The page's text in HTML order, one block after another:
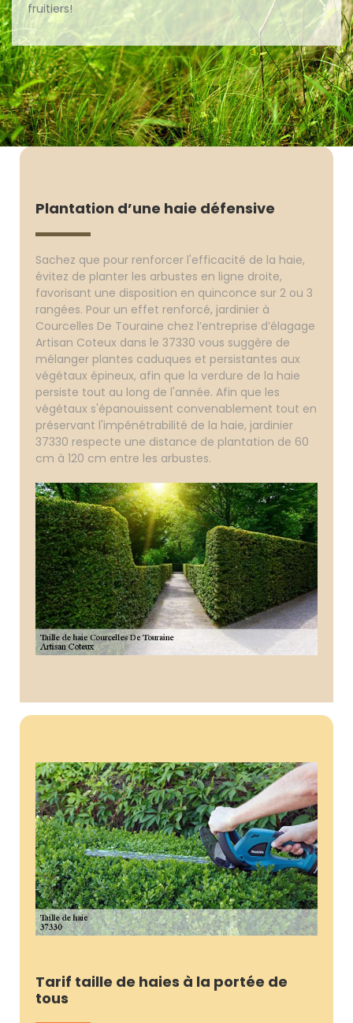
fruitiers!
Plantation d’une haie défensive
Sachez que pour renforcer l'efficacité de la haie,
évitez de planter les arbustes en ligne droite,
favorisant une disposition en quinconce sur 2 ou 3
rangées. Pour un effet renforcé, jardinier à
Courcelles De Touraine chez l’entreprise d’élagage
Artisan Coteux dans le 37330 vous suggère de
mélanger plantes caduques et persistantes aux
végétaux épineux, afin que la verdure de la haie
persiste tout au long de l'année. Afin que les
végétaux s'épanouissent convenablement tout en
préservant l'impénétrabilité de la haie, jardinier
37330 respecte une distance de plantation de 60
cm à 120 cm entre les arbustes.
Tarif taille de haies à la portée de
tous